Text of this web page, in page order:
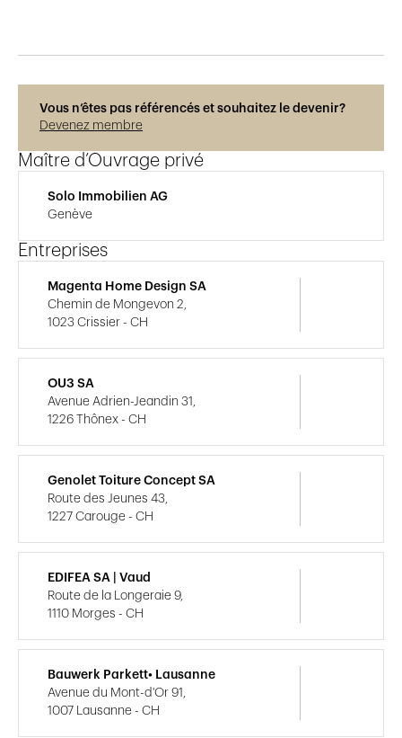
Vous n’êtes pas référencés et souhaitez le devenir?
Devenez membre
Maître d’Ouvrage privé
Solo Immobilien AG
Genève
Entreprises
Magenta Home Design SA
Chemin de Mongevon 2,
1023 Crissier - CH
OU3 SA
Avenue Adrien-Jeandin 31,
1226 Thônex - CH
Genolet Toiture Concept SA
Route des Jeunes 43,
1227 Carouge - CH
EDIFEA SA | Vaud
Route de la Longeraie 9,
1110 Morges - CH
Bauwerk Parkett• Lausanne
Avenue du Mont-d'Or 91,
1007 Lausanne - CH